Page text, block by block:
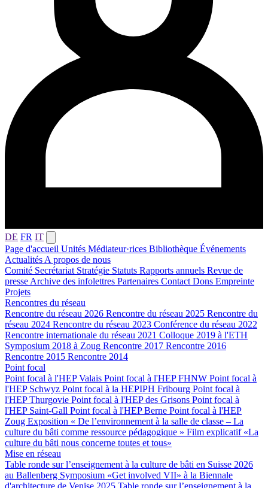
DE FR IT
Page d'accueil Unités Médiateur·rices Bibliothèque Événements
Actualités A propos de nous
Comité Secrétariat Stratégie Statuts Rapports annuels Revue de
presse Archive des infolettres Partenaires Contact Dons Empreinte
Projets
Rencontres du réseau
Rencontre du réseau 2026 Rencontre du réseau 2025 Rencontre du
réseau 2024 Rencontre du réseau 2023 Conférence du réseau 2022
Rencontre internationale du réseau 2021 Colloque 2019 à l'ETH
Symposium 2018 à Zoug Rencontre 2017 Rencontre 2016
Rencontre 2015 Rencontre 2014
Point focal
Point focal à l'HEP Valais Point focal à l'HEP FHNW Point focal à
l'HEP Schwyz Point focal à la HEPIPH Fribourg Point focal à
l'HEP Thurgovie Point focal à l'HEP des Grisons Point focal à
l'HEP Saint-Gall Point focal à l'HEP Berne Point focal à l'HEP
Zoug Exposition « De l’environnement à la salle de classe – La
culture du bâti comme ressource pédagogique » Film explicatif «La
culture du bâti nous concerne toutes et tous»
Mise en réseau
Table ronde sur l’enseignement à la culture de bâti en Suisse 2026
au Ballenberg Symposium «Get involved VII» à la Biennale
d'architecture de Venise 2025 Table ronde sur l’enseignement à la